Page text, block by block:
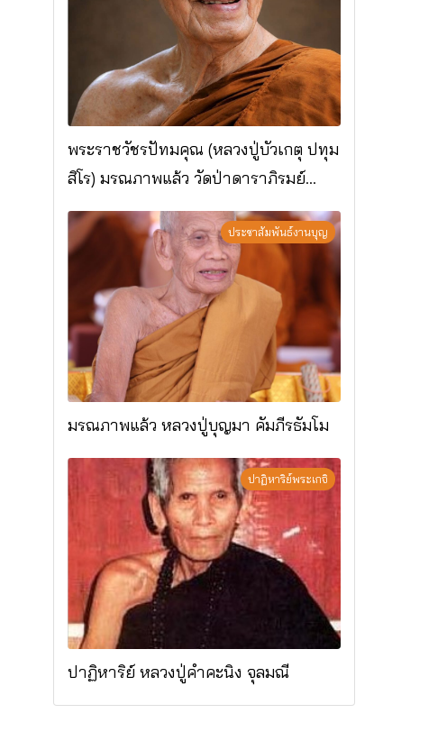
พระราชวัชรปัทมคุณ (หลวงปู่บัวเกตุ ปทุม
สิโร) มรณภาพแล้ว วัดป่าดาราภิรมย์
อ.แม่ริม จ.เชียงใหม่
ประชาสัมพันธ์งานบุญ
มรณภาพแล้ว หลวงปู่บุญมา คัมภีรธัมโม
ปาฏิหาริย์พระเกจิ
ปาฏิหาริย์ หลวงปู่คำคะนิง จุลมณี